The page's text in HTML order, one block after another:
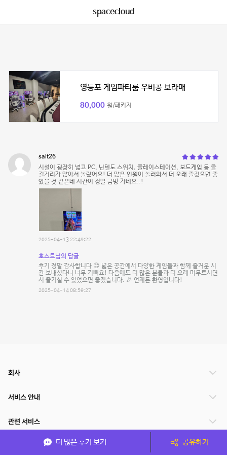
spacecloud
영등포 게임파티룸 우비공 보라매
80,000 원/패키지
salt26
시설이 굉장히 넓고 PC, 닌텐도 스위치, 플레이스테이션, 보드게임 등 즐
길거리가 많아서 놀랐어요! 더 많은 인원이 놀러와서 더 오래 즐겼으면 좋
았을 것 같은데 시간이 정말 금방 가네요..!
2025-04-13 22:49:22
호스트님의 답글
후기 정말 감사합니다 😊 넓은 공간에서 다양한 게임들과 함께 즐거운 시
간 보내셨다니 너무 기뻐요! 다음에도 더 많은 분들과 더 오래 머무르시면
서 즐기실 수 있었으면 좋겠습니다. 🎉 언제든 환영입니다!
2025-04-14 08:59:27
더 많은 후기 보기 공유하기
회사
서비스 안내
관련 서비스